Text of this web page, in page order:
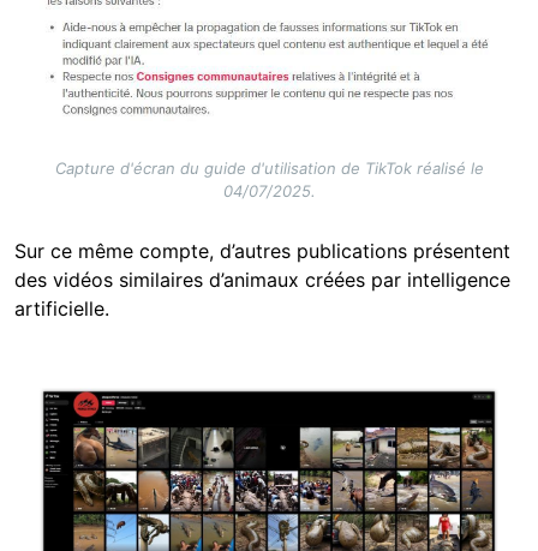
Capture d'écran du guide d'utilisation de TikTok réalisé le
04/07/2025.
Sur ce même compte, d’autres publications présentent
des vidéos similaires d’animaux créées par intelligence
artificielle.
Image